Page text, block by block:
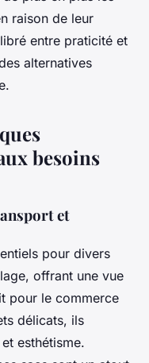
raison de leur
entre praticité et
alternatives
besoins
et
pour divers
offrant une vue
pour le commerce
délicats, ils
esthétisme.